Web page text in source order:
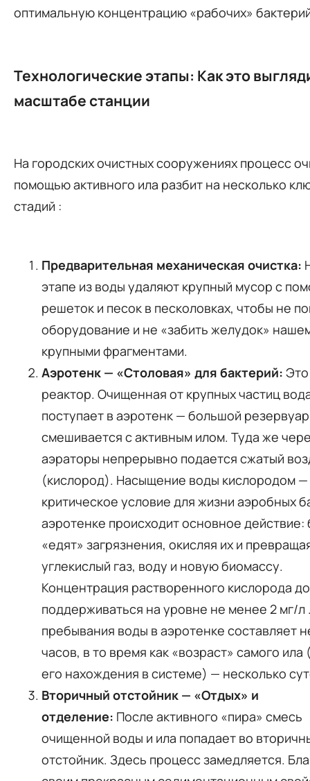
оптимальную концентрацию «рабочих»
Технологические этапы: Как это
масштабе станции
На городских очистных сооружениях процесс
помощью активного ила разбит на несколько
стадий :
Предварительная механическая очистка:
этапе из воды удаляют крупный мусор с
решеток и песок в песколовках, чтобы не
оборудование и не «забить желудок»
крупными фрагментами.
Аэротенк — «Столовая» для бактерий:
реактор. Очищенная от крупных частиц
поступает в аэротенк — большой
смешивается с активным илом. Туда же
аэраторы непрерывно подается сжатый
(кислород). Насыщение воды кислородом —
критическое условие для жизни аэробных
аэротенке происходит основное действие:
«едят» загрязнения, окисляя их и
углекислый газ, воду и новую биомассу.
Концентрация растворенного кислорода
поддерживаться на уровне не менее 2 мг/л
пребывания воды в аэротенке составляет
часов, в то время как «возраст» самого ила
его нахождения в системе) — несколько
Вторичный отстойник — «Отдых» и
отделение: После активного «пира» смесь
очищенной воды и ила попадает во
отстойник. Здесь процесс замедляется.